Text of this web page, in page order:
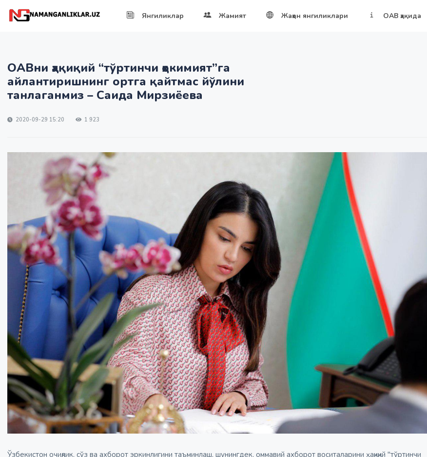
Янгиликлар Жамият Жаҳон янгиликлари ОАВ ҳақида
ОАВни ҳақиқий “тўртинчи ҳокимият”га
айлантиришнинг ортга қайтмас йўлини
танлаганмиз – Саида Мирзиёева
2020-09-29 15:20 1 923
Ўзбекистон очиқлик, сўз ва ахборот эркинлигини таъминлаш, шунингдек, оммавий ахборот воситаларини ҳақиқий "тўртинчи